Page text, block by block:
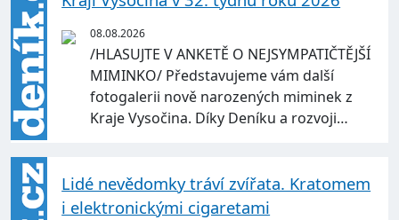
08.08.2026
/HLASUJTE V ANKETĚ O NEJSYMPATIČTĚJŠÍ
MIMINKO/ Představujeme vám další
fotogalerii nově narozených miminek z
Kraje Vysočina. Díky Deníku a rozvoji…
Lidé nevědomky tráví zvířata. Kratomem
i elektronickými cigaretami